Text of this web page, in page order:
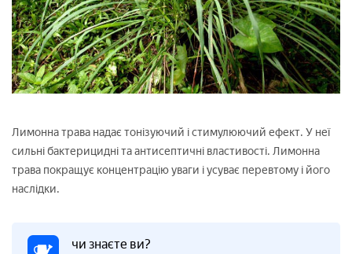
Лимонна трава надає тонізуючий і стимулюючий ефект. У неї
сильні бактерицидні та антисептичні властивості. Лимонна
трава покращує концентрацію уваги і усуває перевтому і його
наслідки.
чи знаєте ви?